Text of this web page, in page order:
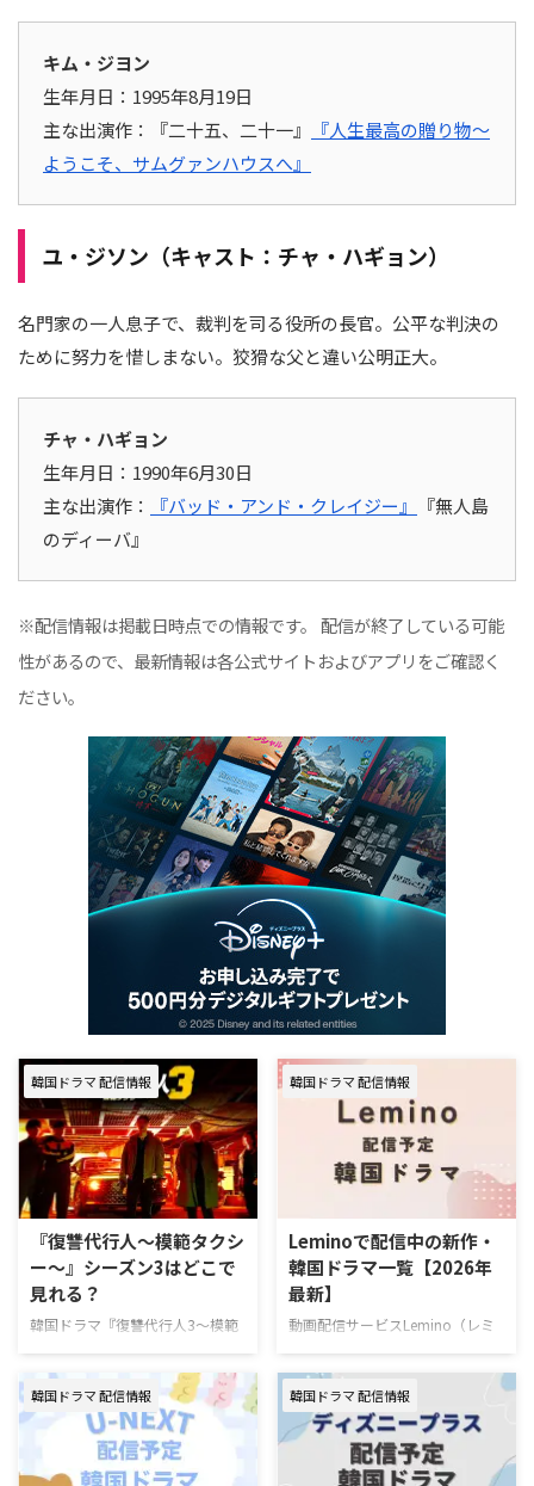
キム・ジヨン
生年月日：1995年8月19日
主な出演作：『二十五、二十一』
『人生最高の贈り物～
ようこそ、サムグァンハウスへ』
ユ・ジソン（キャスト：チャ・ハギョン）
名門家の一人息子で、裁判を司る役所の長官。公平な判決の
ために努力を惜しまない。狡猾な父と違い公明正大。
チャ・ハギョン
生年月日：1990年6月30日
主な出演作：
『バッド・アンド・クレイジー』
『無人島
のディーバ』
※配信情報は掲載日時点での情報です。 配信が終了している可能
性があるので、最新情報は各公式サイトおよびアプリをご確認く
ださい。
韓国ドラマ 配信情報
『復讐代行人～模範タクシ
ー～』シーズン3はどこで
見れる？
韓国ドラマ『復讐代行人3～模範
タクシー～』を視聴できる動画配
信サービスやあらすじ、キャスト
の情報をまとめた。 韓国ドラマ
『復讐代行人3～模範タクシー
～』配信情報 『復讐代行人3～模
範タクシー～』はを視聴できる動
韓国ドラマ 配信情報
Leminoで配信中の新作・
韓国ドラマ一覧【2026年
最新】
動画配信サービスLemino（レミ
ノ）で配信中の新作・人気韓国ド
ラマを一挙紹介！（随時更新）
Leminoで7月にスタートする韓国
ドラマ 韓国ドラマ『推しデビュ
― ～My Idol, My Debut～』 7月
16日（木）スタート 推しの悲劇
韓国ドラマ 配信情報 韓国ドラマ 配信情報